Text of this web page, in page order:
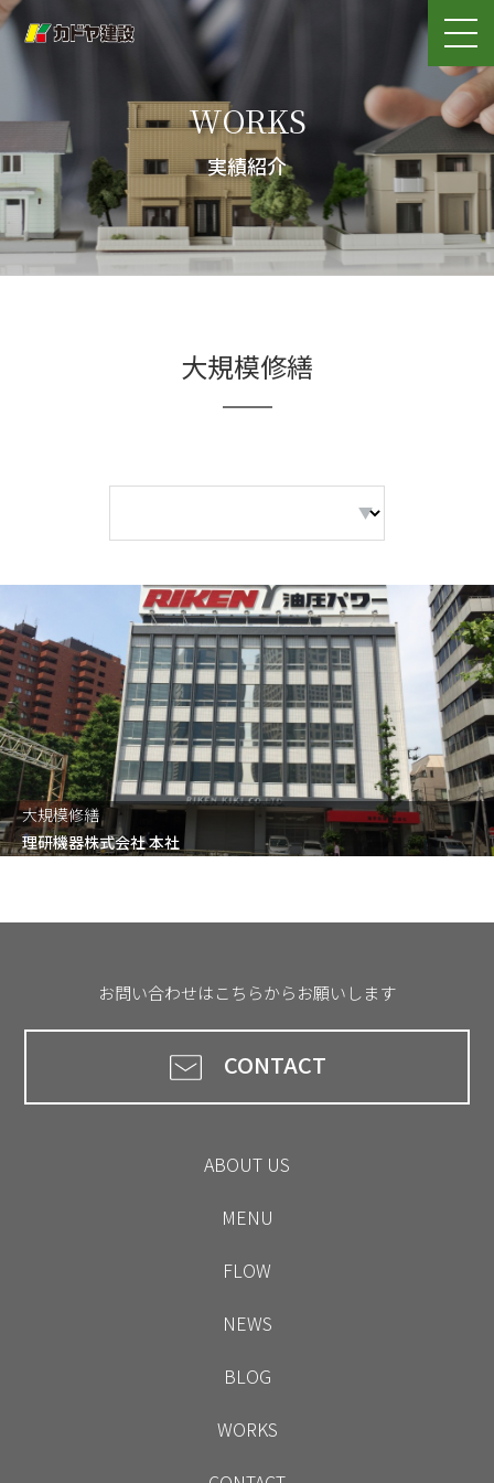
WORKS
実績紹介
大規模修繕
大規模修繕
理研機器株式会社 本社
お問い合わせはこちらからお願いします
CONTACT
ABOUT US
MENU
FLOW
NEWS
BLOG
WORKS